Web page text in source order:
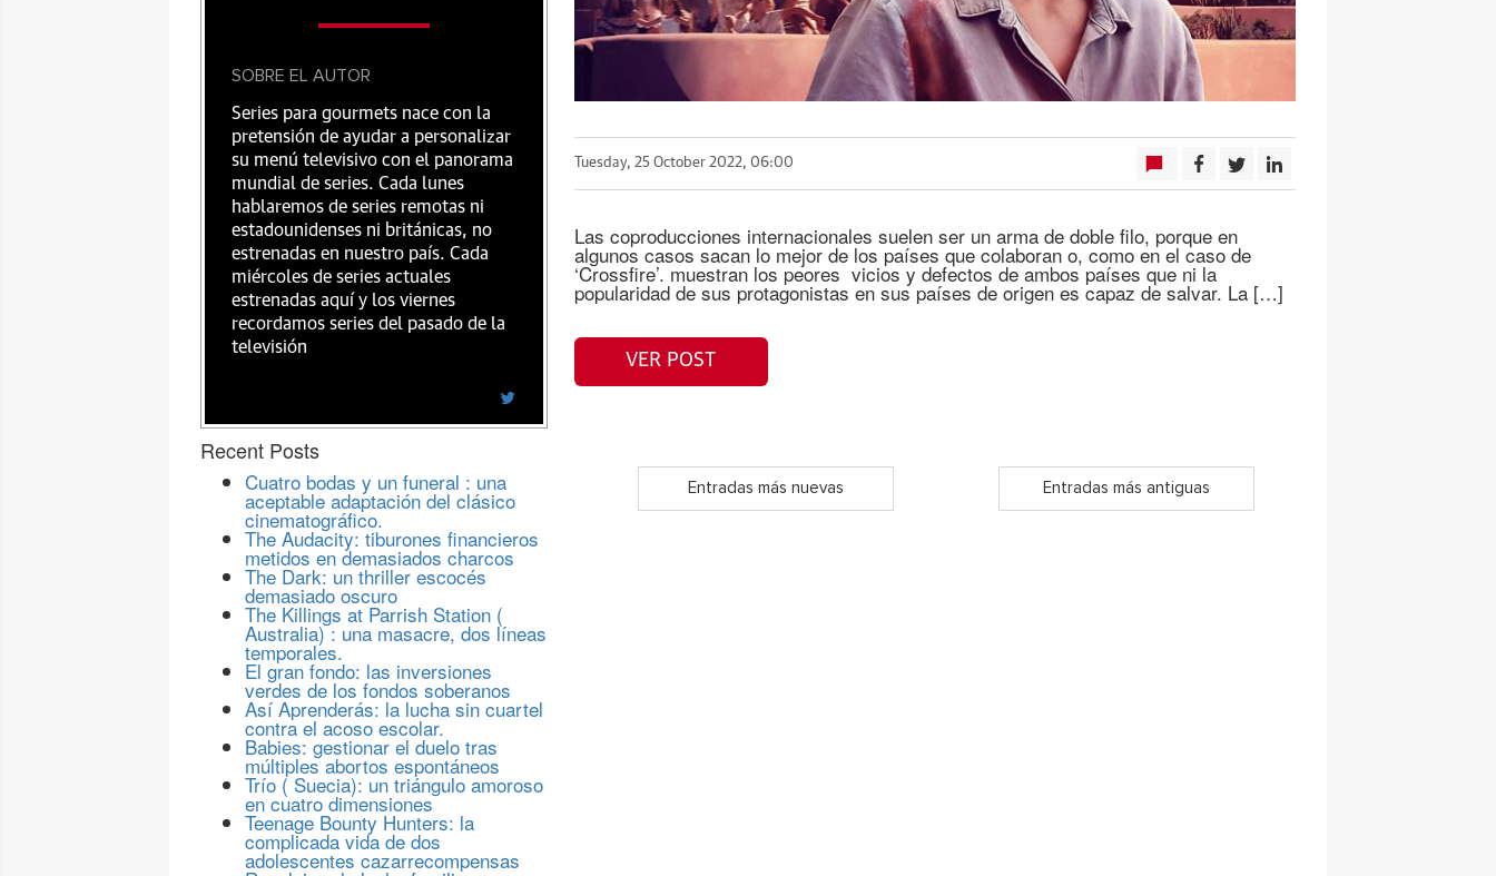
Tuesday, 25 October 2022, 06:00
Las coproducciones internacionales suelen ser un arma de doble filo, porque en
algunos casos sacan lo mejor de los países que colaboran o, como en el caso de
‘Crossfire’. muestran los peores vicios y defectos de ambos países que ni la
popularidad de sus protagonistas en sus países de origen es capaz de salvar. La […]
VER POST
Entradas más nuevas Entradas más antiguas
SOBRE EL AUTOR
Series para gourmets nace con la
pretensión de ayudar a personalizar
su menú televisivo con el panorama
mundial de series. Cada lunes
hablaremos de series remotas ni
estadounidenses ni británicas, no
estrenadas en nuestro país. Cada
miércoles de series actuales
estrenadas aquí y los viernes
recordamos series del pasado de la
televisión
Recent Posts
Cuatro bodas y un funeral : una
aceptable adaptación del clásico
cinematográfico.
The Audacity: tiburones financieros
metidos en demasiados charcos
The Dark: un thriller escocés
demasiado oscuro
The Killings at Parrish Station (
Australia) : una masacre, dos líneas
temporales.
El gran fondo: las inversiones
verdes de los fondos soberanos
Así Aprenderás: la lucha sin cuartel
contra el acoso escolar.
Babies: gestionar el duelo tras
múltiples abortos espontáneos
Trío ( Suecia): un triángulo amoroso
en cuatro dimensiones
Teenage Bounty Hunters: la
complicada vida de dos
adolescentes cazarrecompensas